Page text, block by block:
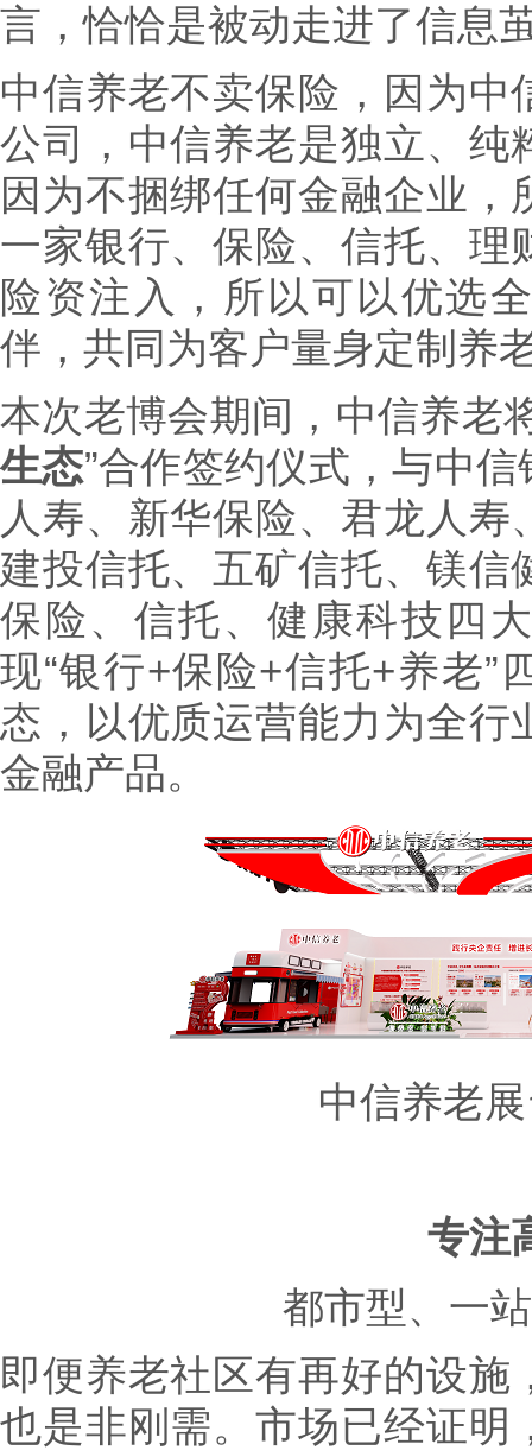
言，恰恰是被动走进了信息
中信养老不卖保险，因为
公司，中信养老是独立、纯
因为不捆绑任何金融企业
一家银行、保险、信托、
险资注入，所以可以优选
伴，共同为客户量身定制养
本次老博会期间，中信养老
生态”合作签约仪式，与中
人寿、新华保险、君龙人
建投信托、五矿信托、镁
保险、信托、健康科技四
现“银行+保险+信托+养老”
态，以优质运营能力为全
金融产品。
中信养老
专注
都市型、一
即便养老社区有再好的设
也是非刚需。市场已经证明